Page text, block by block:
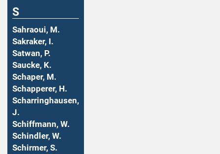
S
Sahraoui, M.
Sakraker, I.
Satwan, P.
Saucke, K.
Schaper, M.
Schapperer, H.
Scharringhausen,
J.
Schiffmann, W.
Schindler, W.
Schirmer, S.